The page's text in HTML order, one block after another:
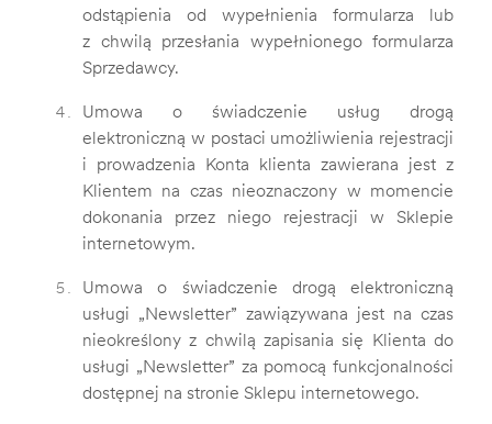
odstąpienia od wypełnienia formularza lub
z chwilą przesłania wypełnionego formularza
Sprzedawcy.
Umowa o świadczenie usług drogą
elektroniczną w postaci umożliwienia rejestracji
i prowadzenia Konta klienta zawierana jest z
Klientem na czas nieoznaczony w momencie
dokonania przez niego rejestracji w Sklepie
internetowym.
Umowa o świadczenie drogą elektroniczną
usługi „Newsletter” zawiązywana jest na czas
nieokreślony z chwilą zapisania się Klienta do
usługi „Newsletter” za pomocą funkcjonalności
dostępnej na stronie Sklepu internetowego.